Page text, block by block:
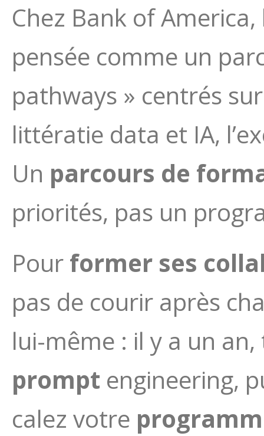
Chez Bank of
pensée comme un
pathways » centrés
littératie data et IA,
Un parcours de
priorités, pas un
Pour former ses
pas de courir après
lui-même : il y a un
prompt engineering,
calez votre